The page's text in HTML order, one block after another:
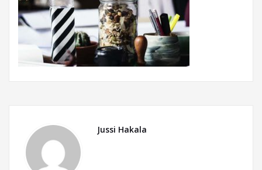
Jussi Hakala